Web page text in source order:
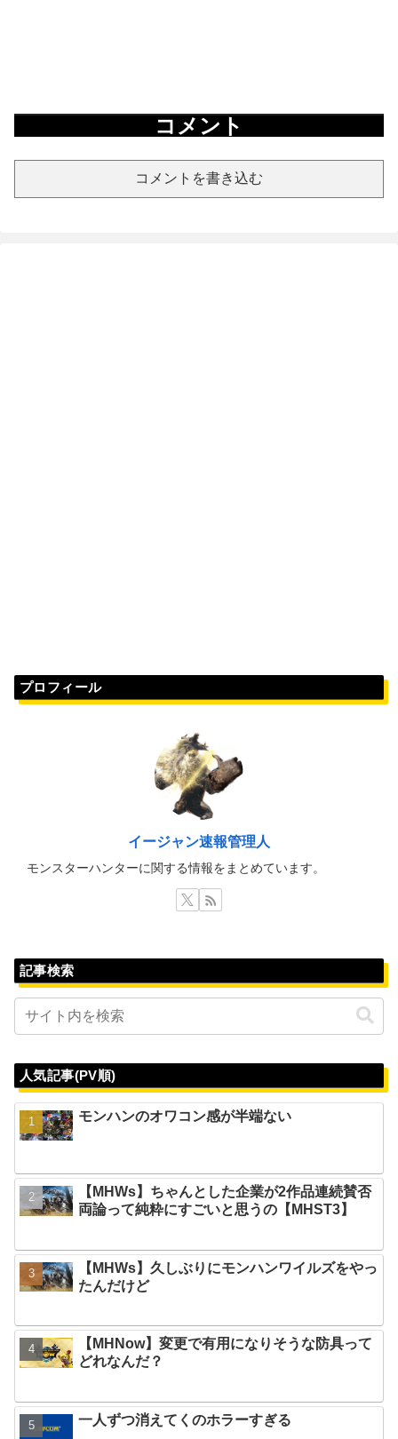
コメント
コメントを書き込む
プロフィール
イージャン速報管理人
モンスターハンターに関する情報をまとめています。
記事検索
人気記事(PV順)
モンハンのオワコン感が半端ない
【MHWs】ちゃんとした企業が2作品連続賛否
両論って純粋にすごいと思うの【MHST3】
【MHWs】久しぶりにモンハンワイルズをやっ
たんだけど
【MHNow】変更で有用になりそうな防具って
どれなんだ？
一人ずつ消えてくのホラーすぎる